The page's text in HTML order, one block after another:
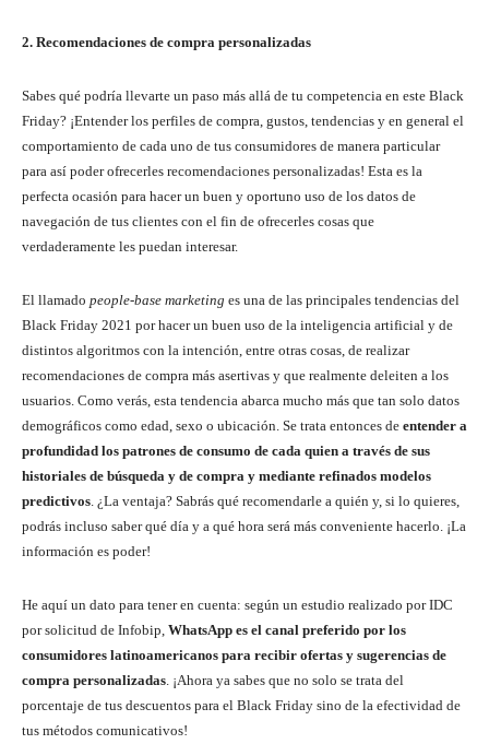
2. Recomendaciones de compra personalizadas
Sabes qué podría llevarte un paso más allá de tu competencia en este Black
Friday? ¡Entender los perfiles de compra, gustos, tendencias y en general el
comportamiento de cada uno de tus consumidores de manera particular
para así poder ofrecerles recomendaciones personalizadas! Esta es la
perfecta ocasión para hacer un buen y oportuno uso de los datos de
navegación de tus clientes con el fin de ofrecerles cosas que
verdaderamente les puedan interesar.
El llamado people-base marketing es una de las principales tendencias del
Black Friday 2021 por hacer un buen uso de la inteligencia artificial y de
distintos algoritmos con la intención, entre otras cosas, de realizar
recomendaciones de compra más asertivas y que realmente deleiten a los
usuarios. Como verás, esta tendencia abarca mucho más que tan solo datos
demográficos como edad, sexo o ubicación. Se trata entonces de entender a
profundidad los patrones de consumo de cada quien a través de sus
historiales de búsqueda y de compra y mediante refinados modelos
predictivos . ¿La ventaja? Sabrás qué recomendarle a quién y, si lo quieres,
podrás incluso saber qué día y a qué hora será más conveniente hacerlo. ¡La
información es poder!
He aquí un dato para tener en cuenta: según un estudio realizado por IDC
por solicitud de Infobip, WhatsApp es el canal preferido por los
consumidores latinoamericanos para recibir ofertas y sugerencias de
compra personalizadas . ¡Ahora ya sabes que no solo se trata del
porcentaje de tus descuentos para el Black Friday sino de la efectividad de
tus métodos comunicativos!